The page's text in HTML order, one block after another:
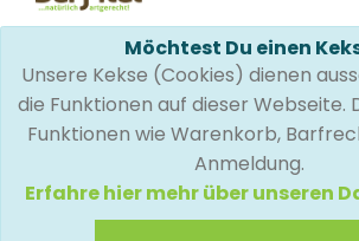
Möchtest Du einen
Unsere Kekse (Cookies) dienen
die Funktionen auf dieser Webseite.
Funktionen wie Warenkorb,
Anmeldung.
Erfahre hier mehr über unseren